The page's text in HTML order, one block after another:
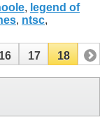
, legend of
, ntsc,
16 17 18